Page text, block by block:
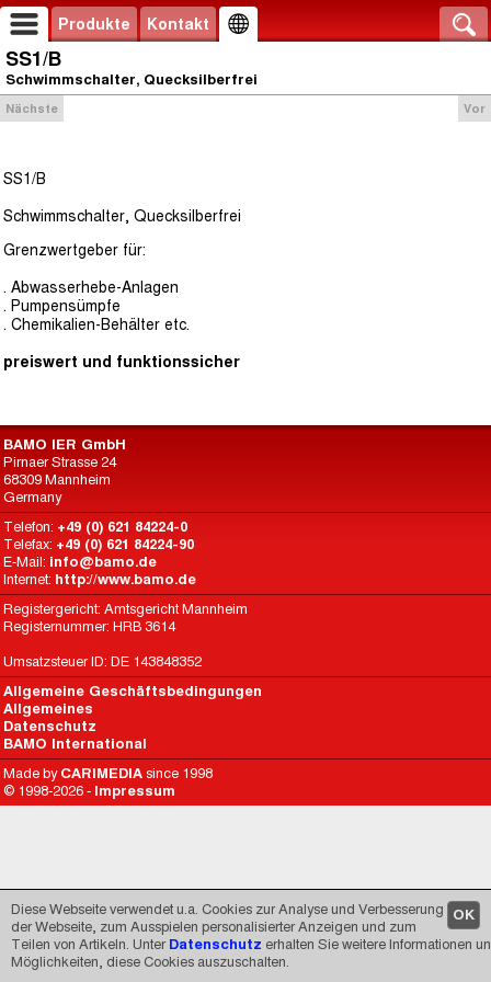
OK
Diese Webseite verwendet u.a. Cookies zur Analyse und Verbesserung
der Webseite, zum Ausspielen personalisierter Anzeigen und zum
Teilen von Artikeln. Unter Datenschutz erhalten Sie weitere Informationen
Möglichkeiten, diese Cookies auszuschalten.
Produkte Kontakt
SS1/B
Schwimmschalter, Quecksilberfrei
Vor
Nächste
SS1/B
Schwimmschalter, Quecksilberfrei
Grenzwertgeber für:
. Abwasserhebe-Anlagen
. Pumpensümpfe
. Chemikalien-Behälter etc.
preiswert und funktionssicher
BAMO IER GmbH
Pirnaer Strasse 24
68309 Mannheim
Germany
Telefon: +49 (0) 621 84224-0
Telefax: +49 (0) 621 84224-90
E-Mail: info@bamo.de
Internet: http://www.bamo.de
Registergericht: Amtsgericht Mannheim
Registernummer: HRB 3614
Umsatzsteuer ID: DE 143848352
Allgemeine Geschäftsbedingungen
Allgemeines
Datenschutz
BAMO International
Made by CARIMEDIA since 1998
© 1998-2026 - Impressum